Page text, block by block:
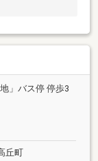
」バス停 停歩3
丘町